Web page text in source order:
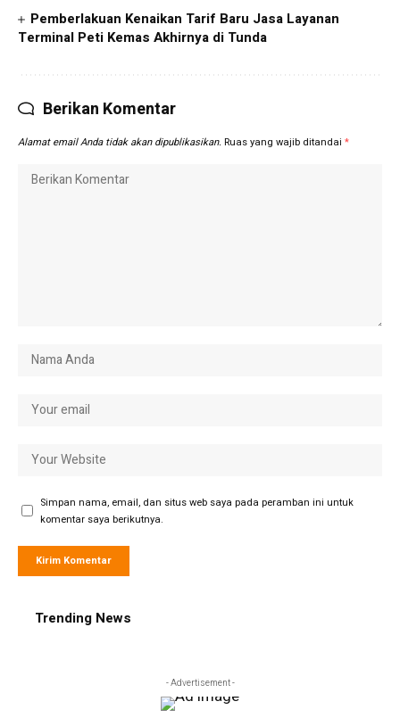
Pemberlakuan Kenaikan Tarif Baru Jasa Layanan
Terminal Peti Kemas Akhirnya di Tunda
Berikan Komentar
Alamat email Anda tidak akan dipublikasikan. Ruas yang wajib ditandai *
Simpan nama, email, dan situs web saya pada peramban ini untuk
komentar saya berikutnya.
Trending News
- Advertisement -